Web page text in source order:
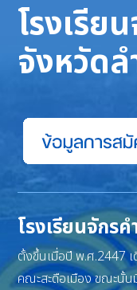
โรงเรีย
จังหวัด
โรงเรียนจักร
ตั้งขึ้นเมื่อปี พ.ศ.2447
คณะสะดือเมือง ขณะนั้